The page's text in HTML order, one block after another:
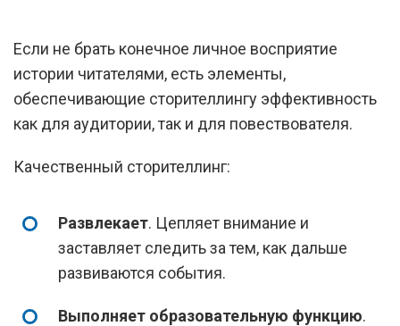
Если не брать конечное личное восприятие
истории читателями, есть элементы,
обеспечивающие сторителлингу эффективность
как для аудитории, так и для повествователя.
Качественный сторителлинг:
Развлекает. Цепляет внимание и
заставляет следить за тем, как дальше
развиваются события.
Выполняет образовательную функцию.